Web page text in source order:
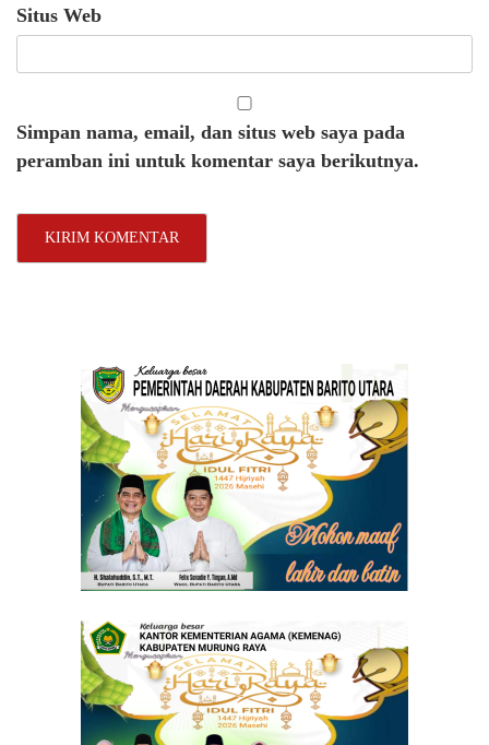
Situs Web
Simpan nama, email, dan situs web saya pada
peramban ini untuk komentar saya berikutnya.